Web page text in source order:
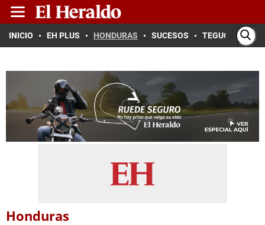
INICIO EH PLUS HONDURAS SUCESOS TEGUCIGALPA
Honduras